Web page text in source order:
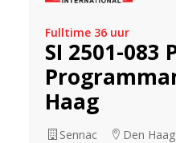
Fulltime 36 uur
SI 2501-083
Haag
Sennac Den Haag